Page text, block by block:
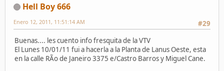
Hell Boy 666
#29
Enero 12, 2011, 11:51:14 AM
Buenas.... les cuento info fresquita de la VTV
El Lunes 10/01/11 fui a hacerla a la Planta de Lanus Oeste, esta
en la calle RÃ­o de Janeiro 3375 e/Castro Barros y Miguel Cane.